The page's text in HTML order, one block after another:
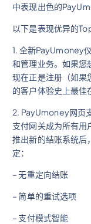
中表现出色的
以下是表现优异的
1. 全新PayUmoney
和管理业务。如果您
现在正是注册（如果
的客户体验史上最佳
2. PayUmoney网页
支付网关成为所有用
推出新的结账系统后
定：
– 无重定向结账
– 简单的重试选项
– 支付模式智能